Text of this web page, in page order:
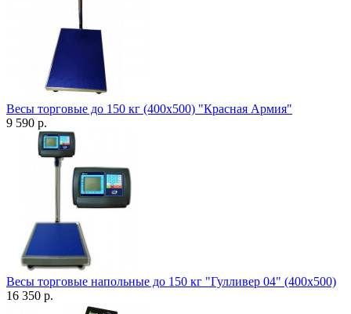
Весы торговые до 150 кг (400х500) "Красная Армия"
9 590 р.
Весы торговые напольные до 150 кг "Гулливер 04" (400х500)
16 350 р.